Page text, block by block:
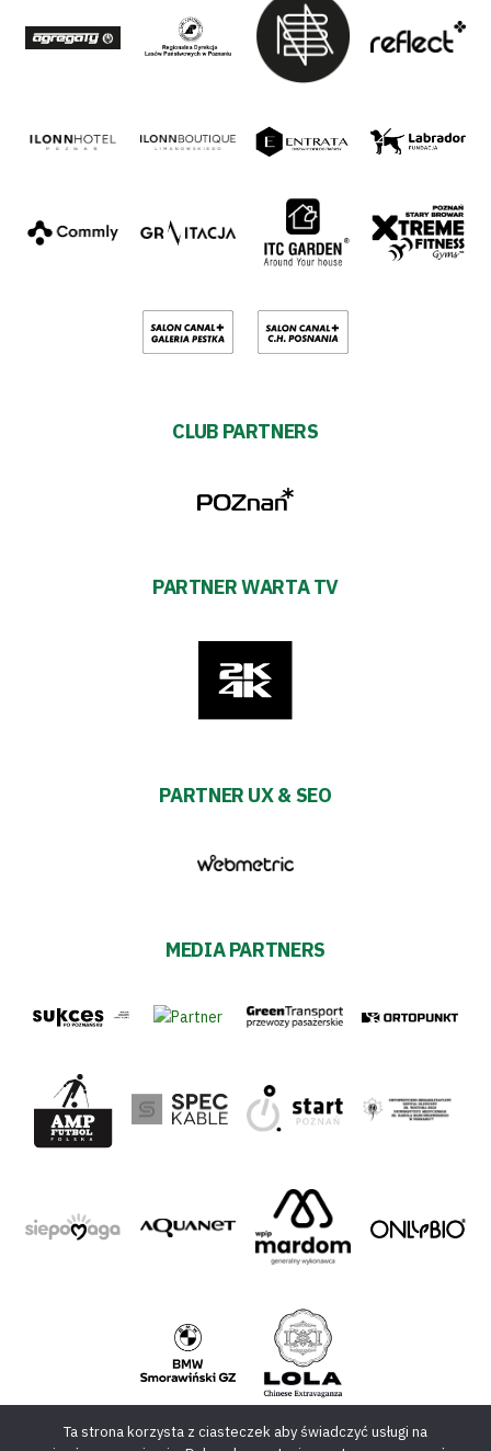
CLUB PARTNERS
PARTNER WARTA TV
PARTNER UX & SEO
MEDIA PARTNERS
Ta strona korzysta z ciasteczek aby świadczyć usługi na